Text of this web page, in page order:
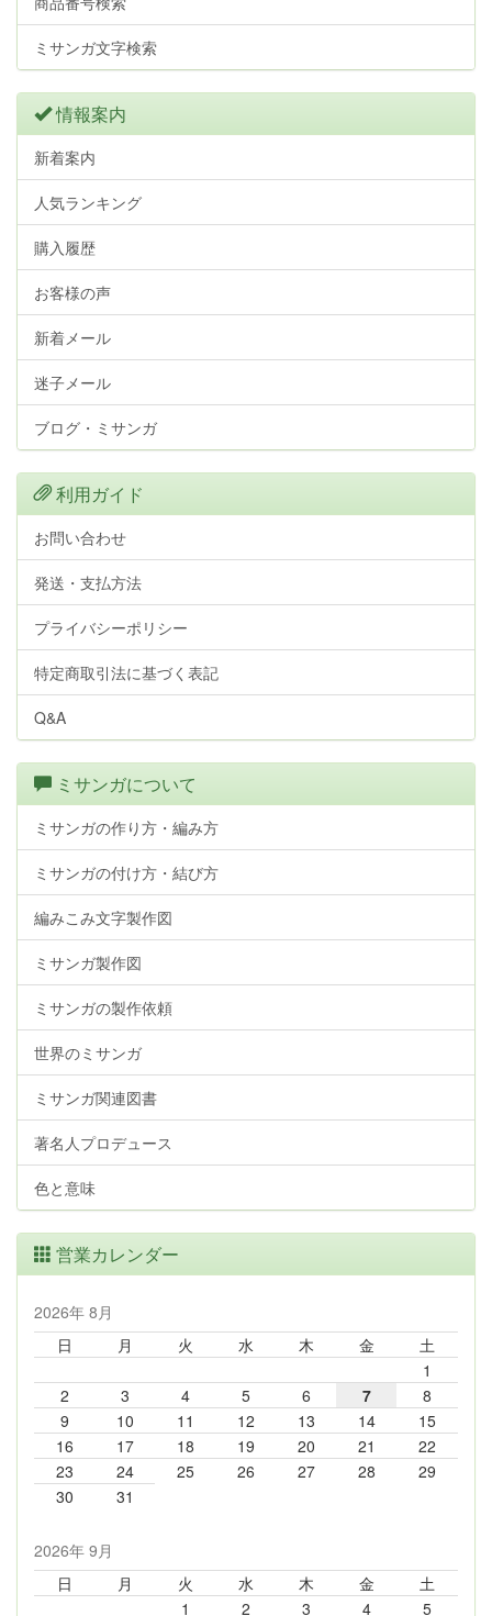
ミサンガ文字検索
情報案内
新着案内
人気ランキング
購入履歴
お客様の声
新着メール
迷子メール
ブログ・ミサンガ
利用ガイド
お問い合わせ
発送・支払方法
プライバシーポリシー
特定商取引法に基づく表記
Q&A
ミサンガについて
ミサンガの作り方・編み方
ミサンガの付け方・結び方
編みこみ文字製作図
ミサンガ製作図
ミサンガの製作依頼
世界のミサンガ
ミサンガ関連図書
著名人プロデュース
色と意味
営業カレンダー
2026年 8月
日
月 火 水 木 金
土
1
2
3 4 5 6 7
8
9
10 11 12 13 14
15
16
17 18 19 20 21
22
23
24 25 26 27 28
29
30
31
2026年 9月
日
月 火 水 木 金
土
1
2 3 4 5